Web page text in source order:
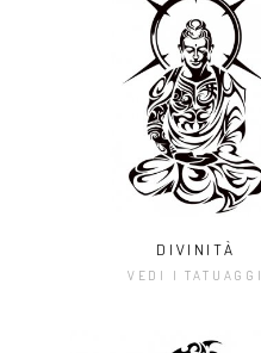
DIVINITÀ
VEDI I TATUAGGI